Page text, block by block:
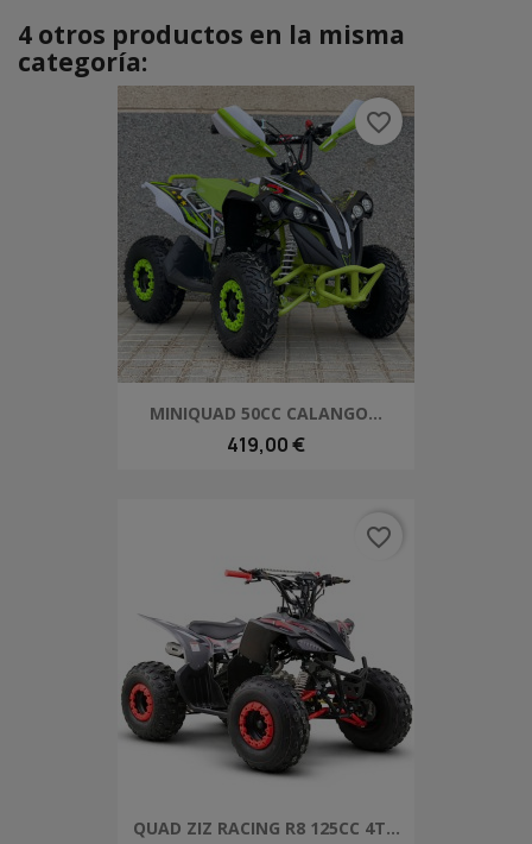
4 otros productos en la misma
categoría:
MINIQUAD 50CC CALANGO...
419,00 €
favorite_border
QUAD ZIZ RACING R8 125CC 4T...
favorite_border